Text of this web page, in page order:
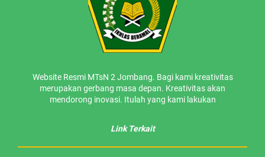
Website Resmi MTsN 2 Jombang. Bagi kami kreativitas
merupakan gerbang masa depan. Kreativitas akan
mendorong inovasi. Itulah yang kami lakukan
Link Terkait